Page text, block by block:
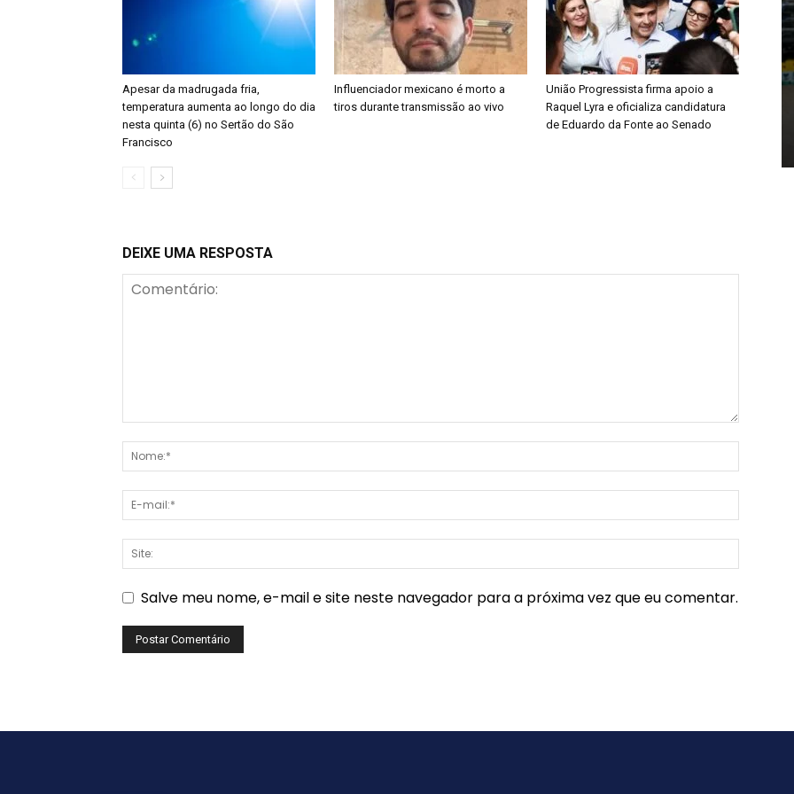
Apesar da madrugada fria,
temperatura aumenta ao longo do dia
nesta quinta (6) no Sertão do São
Francisco
Influenciador mexicano é morto a
tiros durante transmissão ao vivo
União Progressista firma apoio a
Raquel Lyra e oficializa candidatura
de Eduardo da Fonte ao Senado
DEIXE UMA RESPOSTA
Salve meu nome, e-mail e site neste navegador para a próxima vez que eu comentar.